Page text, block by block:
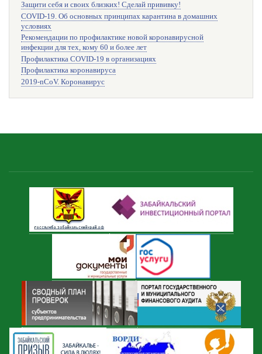
Защити себя и своих близких! Сделай прививку!
COVID-19. Об основных принципах карантина в домашних
условиях
Рекомендации по профилактике новой коронавирусной
инфекции для тех, кому 60 и более лет
Профилактика COVID-19 в организациях
Профилактика коронавируса
2019-nCoV. Коронавирус